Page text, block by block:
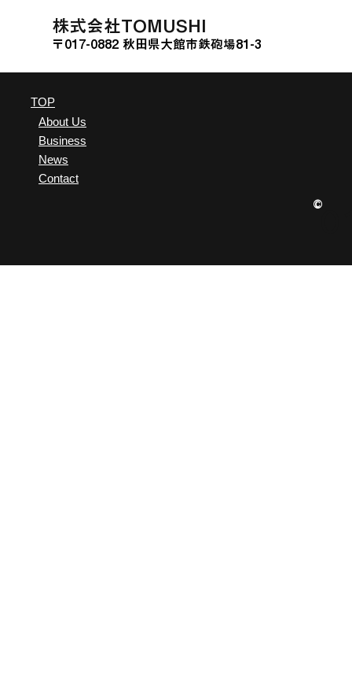
Bank GATE」に挑戦
​株式会社TOMUSHI
〒017-0882 秋田県大館市鉄砲場81-3
TOP
About Us
Business
News
Contact
©